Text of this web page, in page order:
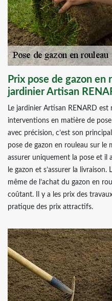
Prix pose de gazon
jardinier Artisan
Le jardinier Artisan RENARD
interventions en matière de
avec précision, c’est son
pose de gazon en rouleau sur le
assurer uniquement la pose et il
le gazon et s’assurer la
même de l’achat du gazon en
coûtant. Il y a les prix des
pratique des prix attractifs.